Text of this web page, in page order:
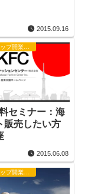
2015.09.16
セミナー：海
販売したい方
2015.06.08